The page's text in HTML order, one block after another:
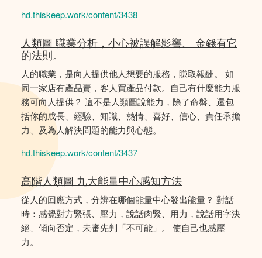
hd.thiskeep.work/content/3438
人類圖 職業分析，小心被誤解影響。 金錢有它
的法則。
人的職業，是向人提供他人想要的服務，賺取報酬。 如
同一家店有產品賣，客人買產品付款。自己有什麼能力服
務可向人提供？ 這不是人類圖說能力，除了命盤、還包
括你的成長、經驗、知識、熱情、喜好、信心、責任承擔
力、及為人解決問題的能力與心態。
hd.thiskeep.work/content/3437
高階人類圖 九大能量中心感知方法
從人的回應方式，分辨在哪個能量中心發出能量？ 對話
時：感覺對方緊張、壓力，說話肉緊、用力，說話用字決
絕、傾向否定，未審先判「不可能」。 使自己也感壓
力。